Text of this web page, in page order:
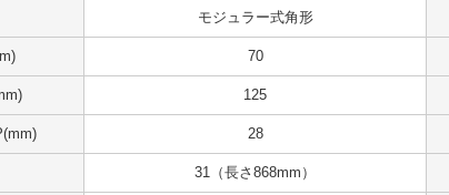
モジュラー式角形
70
125
28
31（長さ868mm）